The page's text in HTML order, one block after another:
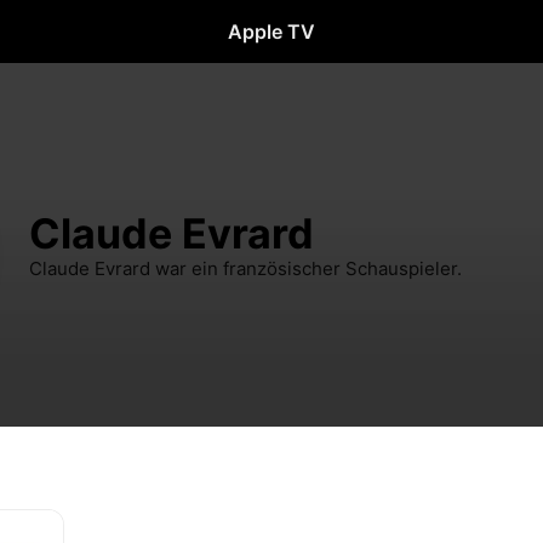
Apple TV
Claude Evrard
Claude Evrard war ein französischer Schauspieler.